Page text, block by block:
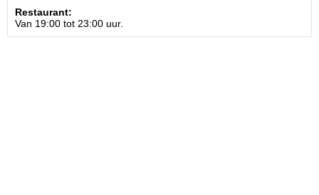
Restaurant:
Van 19:00 tot 23:00 uur.